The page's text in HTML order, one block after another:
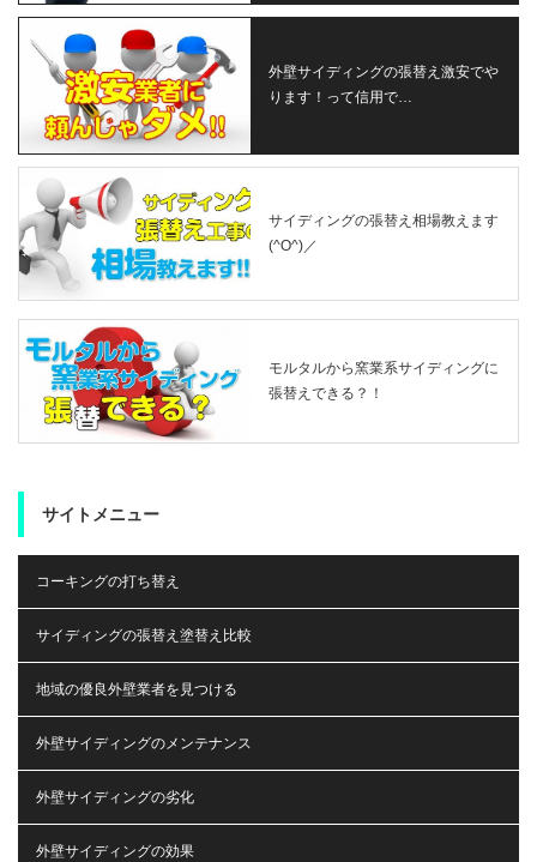
外壁サイディングの張替え激安でや
ります！って信用で…
サイディングの張替え相場教えます
(^O^)／
モルタルから窯業系サイディングに
張替えできる？！
サイトメニュー
コーキングの打ち替え
サイディングの張替え塗替え比較
地域の優良外壁業者を見つける
外壁サイディングのメンテナンス
外壁サイディングの劣化
外壁サイディングの効果